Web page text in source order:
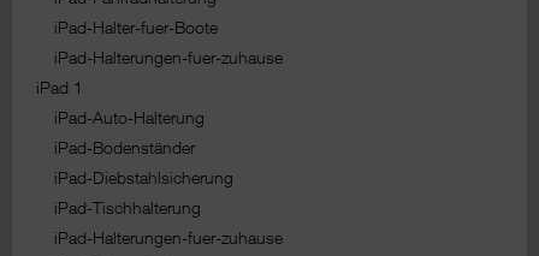
iPad-Halter-fuer-Boote
iPad-Halterungen-fuer-zuhause
iPad 1
iPad-Auto-Halterung
iPad-Bodenständer
iPad-Diebstahlsicherung
iPad-Tischhalterung
iPad-Halterungen-fuer-zuhause